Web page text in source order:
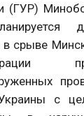
(ГУР)
срыве
с